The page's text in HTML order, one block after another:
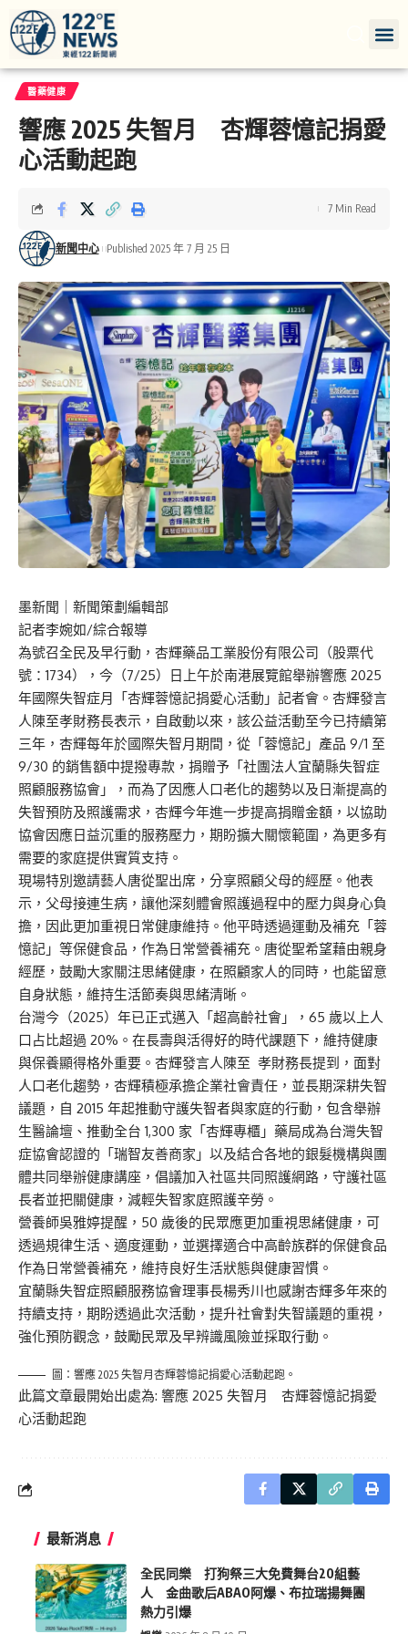
醫藥健康
響應 2025 失智月 杏輝蓉憶記捐愛
心活動起跑
新聞中心 Published 2025 年 7 月 25 日
7 Min Read
墨新聞 ｜新聞策劃編輯部
記者李婉如/綜合報導
為號召全民及早行動，杏輝藥品工業股份有限公司（股票代
號：1734），今（7/25）日上午於南港展覽館舉辦響應 2025
年國際失智症月「杏輝蓉憶記捐愛心活動」記者會。杏輝發言
人陳至孝財務長表示，自啟動以來，該公益活動至今已持續第
三年，杏輝每年於國際失智月期間，從「蓉憶記」產品 9/1 至
9/30 的銷售額中提撥專款，捐贈予「社團法人宜蘭縣失智症
照顧服務協會」，而為了因應人口老化的趨勢以及日漸提高的
失智預防及照護需求，杏輝今年進一步提高捐贈金額，以協助
協會因應日益沉重的服務壓力，期盼擴大關懷範圍，為更多有
需要的家庭提供實質支持。
現場特別邀請藝人唐從聖出席，分享照顧父母的經歷。他表
示，父母接連生病，讓他深刻體會照護過程中的壓力與身心負
擔，因此更加重視日常健康維持。他平時透過運動及補充「蓉
憶記」等保健食品，作為日常營養補充。唐從聖希望藉由親身
經歷，鼓勵大家關注思緒健康，在照顧家人的同時，也能留意
自身狀態，維持生活節奏與思緒清晰。
台灣今（2025）年已正式邁入「超高齡社會」，65 歲以上人
口占比超過 20%。在長壽與活得好的時代課題下，維持健康
與保養顯得格外重要。杏輝發言人陳至 孝財務長提到，面對
人口老化趨勢，杏輝積極承擔企業社會責任，並長期深耕失智
議題，自 2015 年起推動守護失智者與家庭的行動，包含舉辦
生醫論壇、推動全台 1,300 家「杏輝專櫃」藥局成為台灣失智
症協會認證的「瑞智友善商家」以及結合各地的銀髮機構與團
體共同舉辦健康講座，倡議加入社區共同照護網路，守護社區
長者並把關健康，減輕失智家庭照護辛勞。
營養師吳雅婷提醒，50 歲後的民眾應更加重視思緒健康，可
透過規律生活、適度運動，並選擇適合中高齡族群的保健食品
作為日常營養補充，維持良好生活狀態與健康習慣。
宜蘭縣失智症照顧服務協會理事長楊秀川也感謝杏輝多年來的
持續支持，期盼透過此次活動，提升社會對失智議題的重視，
強化預防觀念，鼓勵民眾及早辨識風險並採取行動。
圖：響應 2025 失智月杏輝蓉憶記捐愛心活動起跑。
此篇文章最開始出處為: 響應 2025 失智月 杏輝蓉憶記捐愛
心活動起跑
最新消息
全民同樂 打狗祭三大免費舞台20組藝
人 金曲歌后ABAO阿爆、布拉瑞揚舞團
熱力引爆